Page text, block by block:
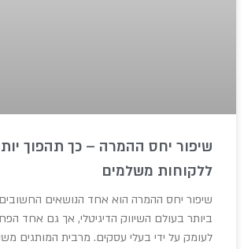
שיפור יחס ההמרה – כך תהפוך
ללקוחות משלמים
שיפור יחס ההמרה הוא אחד הנושאים
ביותר בעולם השיווק הדיגיטלי, אך גם אחד
לעומק על ידי בעלי עסקים. מרבית המותגים